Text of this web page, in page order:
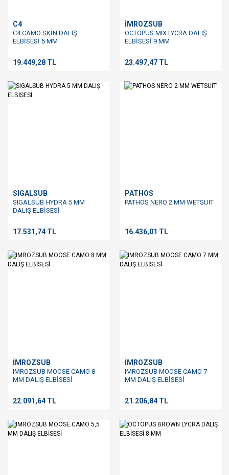
C4
C4 CAMO SKİN DALIŞ
ELBİSESİ 5 MM
19.449,28 TL
İMROZSUB
OCTOPUS MIX LYCRA DALIŞ
ELBİSESİ 9 MM
23.497,47 TL
SIGALSUB
SIGALSUB HYDRA 5 MM
DALIŞ ELBİSESİ
17.531,74 TL
PATHOS
PATHOS NERO 2 MM WETSUIT
16.436,01 TL
İMROZSUB
IMROZSUB MOOSE CAMO 8
MM DALIŞ ELBİSESİ
22.091,64 TL
İMROZSUB
IMROZSUB MOOSE CAMO 7
MM DALIŞ ELBİSESİ
21.206,84 TL